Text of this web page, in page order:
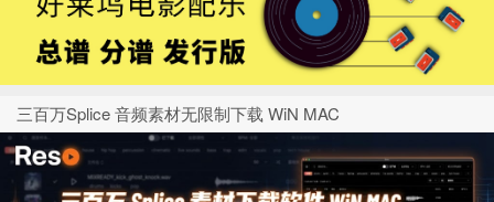
三百万Splice 音频素材无限制下载 WiN MAC